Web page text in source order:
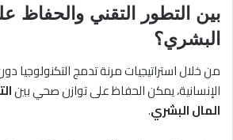
بين التطور التقني والحفاظ
البشري؟
من خلال استراتيجيات مرنة تدمج التكنولوجيا
الإنسانية، يمكن الحفاظ على توازن صحي بين
المال البشري.